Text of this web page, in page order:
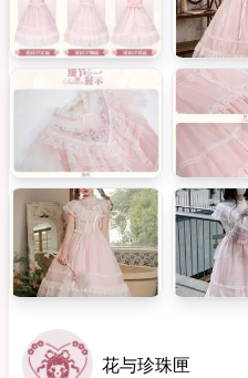
花与珍珠匣